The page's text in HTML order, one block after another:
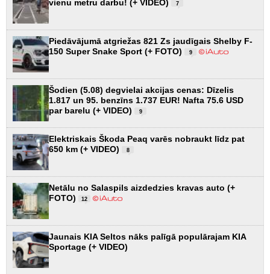
vienu metru darbu! (+ VIDEO)
7
Piedāvājumā atgriežas 821 Zs jaudīgais Shelby F-
150 Super Snake Sport (+ FOTO)
9
Šodien (5.08) degvielai akcijas cenas: Dīzelis
1.817 un 95. benzīns 1.737 EUR! Nafta 75.6 USD
par barelu (+ VIDEO)
9
Elektriskais Škoda Peaq varēs nobraukt līdz pat
650 km (+ VIDEO)
8
Netālu no Salaspils aizdedzies kravas auto (+
FOTO)
12
Jaunais KIA Seltos nāks palīgā populārajam KIA
Sportage (+ VIDEO)